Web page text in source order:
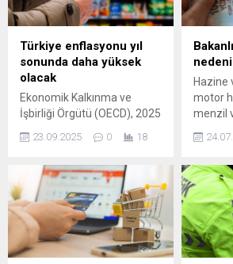
savaşın gidişatına göre
şekillenmesi bekleniyor.
Türkiye enflasyonu yıl
sonunda daha yüksek
olacak
Ekonomik Kalkınma ve
İşbirliği Örgütü (OECD), 2025
ekonomik büyüme
revize etti. Ancak raporda,
artan ABD tarifelerinin
2026’da küresel büyümeyi
yavaşlatabileceği ve
enflasyon risklerini ...
23.09.2025 0 18
Hazine
motor
menzil
yeni
altında
yük de
açığı